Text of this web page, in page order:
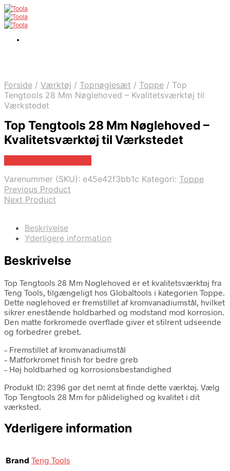
Forside / Værktøj / Topnøglesæt / Toppe / Top
Tengtools 28 Mm Nøglehoved – Kvalitetsværktøj til
Værkstedet
Top Tengtools 28 Mm Nøglehoved –
Kvalitetsværktøj til Værkstedet
Varenummer (SKU): e45e42f3bb1c Kategori: Toppe
Previous Product
Next Product
Beskrivelse
Yderligere information
Beskrivelse
Top Tengtools 28 Mm Nøglehoved er et kvalitetsværktøj fra
Teng Tools, tilgængeligt hos Globaltools i kategorien Toppe.
Dette nøglehoved er fremstillet af kromvanadiumstål, hvilket
sikrer enestående holdbarhed og modstand mod korrosion.
Den matte forkromede overflade giver et stilrent udseende
og forbedrer grebet.
– Fremstillet af kromvanadiumstål
– Matforkromet finish for bedre greb
– Høj holdbarhed og korrosionsbestandighed
Produkt ID: 2396 gør det nemt at finde dette værktøj. Vælg
Top Tengtools 28 Mm for pålidelighed og kvalitet i dit
værksted.
Yderligere information
Brand Teng Tools